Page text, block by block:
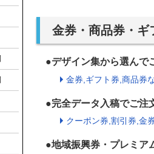
金券・商品券・ギ
●デザイン集から選ん
金券,ギフト券,商品券
●完全データ入稿でご注
クーポン券,割引券,金
●地域振興券・プレミア